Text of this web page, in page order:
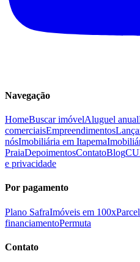
Navegação
HomeBuscar imóvelAluguel anual
comerciaisEmpreendimentos
nósImobiliária em Itapema
PraiaDepoimentosContatoBlog
e privacidade
Por pagamento
Plano SafraImóveis em 100x
financiamentoPermuta
Contato